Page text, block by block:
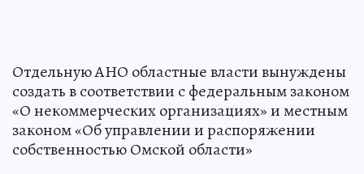
Отдельную АНО областные власти вынуждены
создать в соответствии с федеральным законом
«О некоммерческих организациях» и местным
законом «Об управлении и распоряжении
собственностью Омской области»